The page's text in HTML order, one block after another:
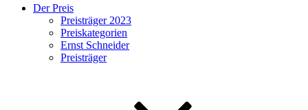
Der Preis
Preisträger 2023
Preiskategorien
Ernst Schneider
Preisträger